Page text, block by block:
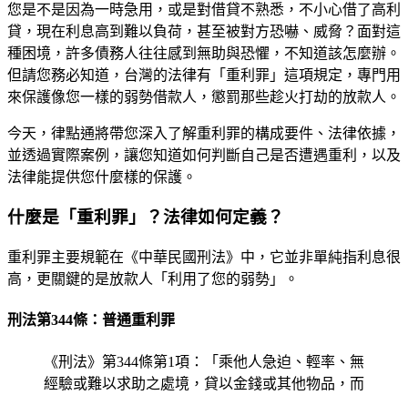
您是不是因為一時急用，或是對借貸不熟悉，不小心借了高利
貸，現在利息高到難以負荷，甚至被對方恐嚇、威脅？面對這
種困境，許多債務人往往感到無助與恐懼，不知道該怎麼辦。
但請您務必知道，台灣的法律有「重利罪」這項規定，專門用
來保護像您一樣的弱勢借款人，懲罰那些趁火打劫的放款人。
今天，律點通將帶您深入了解重利罪的構成要件、法律依據，
並透過實際案例，讓您知道如何判斷自己是否遭遇重利，以及
法律能提供您什麼樣的保護。
什麼是「重利罪」？法律如何定義？
重利罪主要規範在《中華民國刑法》中，它並非單純指利息很
高，更關鍵的是放款人「利用了您的弱勢」。
刑法第344條：普通重利罪
《刑法》第344條第1項：「乘他人急迫、輕率、無
經驗或難以求助之處境，貸以金錢或其他物品，而